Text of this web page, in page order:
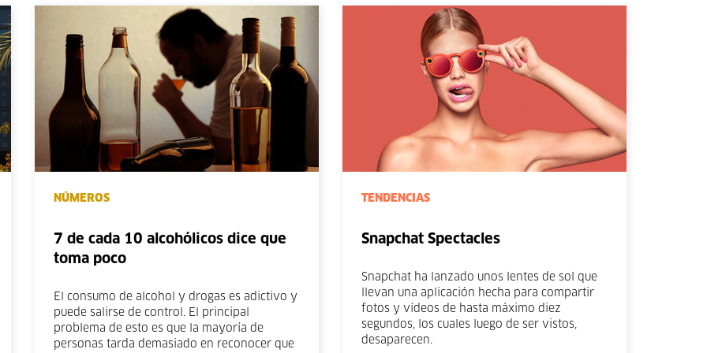
NÚMEROS
7 de cada 10 alcohólicos dice que
toma poco
El consumo de alcohol y drogas es adictivo y
puede salirse de control. El principal
problema de esto es que la mayoría de
personas tarda demasiado en reconocer que
TENDENCIAS
Snapchat Spectacles
Snapchat ha lanzado unos lentes de sol que
llevan una aplicación hecha para compartir
fotos y vídeos de hasta máximo diez
segundos, los cuales luego de ser vistos,
desaparecen.